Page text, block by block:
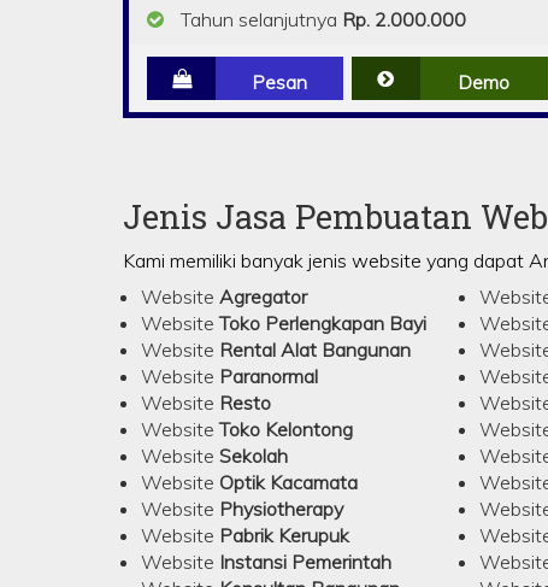
Tahun selanjutnya Rp. 2.000.000
Pesan Demo
Jenis Jasa Pembuatan
Kami memiliki banyak jenis website yang dapat
Website Agregator
WebsiteToko Perlengkapan Bayi
Website Rental Alat Bangunan
Website Paranormal
Website Resto
WebsiteToko Kelontong
Website Sekolah
Website Optik Kacamata
Website Physiotherapy
Website Pabrik Kerupuk
Website Instansi Pemerintah